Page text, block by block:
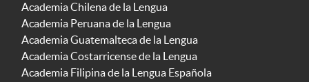
Academia Chilena de la Lengua
Academia Peruana de la Lengua
Academia Guatemalteca de la Lengua
Academia Costarricense de la Lengua
Academia Filipina de la Lengua Española